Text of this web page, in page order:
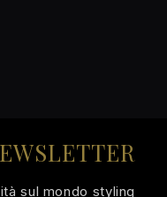
sul mondo styling